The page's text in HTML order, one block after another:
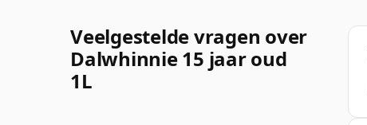
Veelgestelde vragen over
Dalwhinnie 15 jaar oud
1L